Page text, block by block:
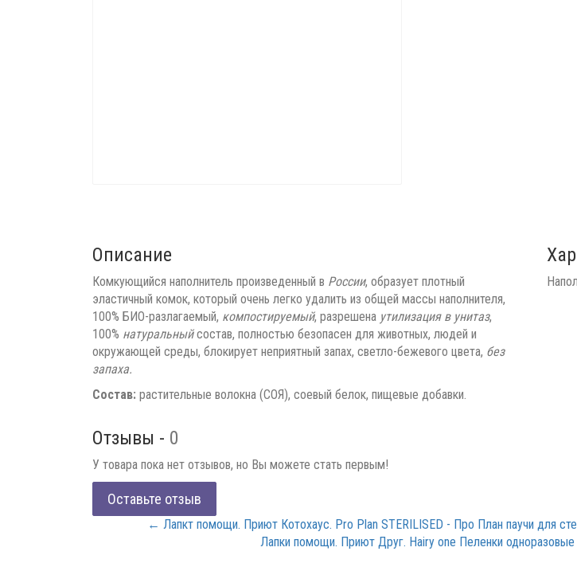
Описание
Комкующийся наполнитель произведенный в России, образует плотный
эластичный комок, который очень легко удалить из общей массы наполнителя,
100% БИО-разлагаемый, компостируемый, разрешена утилизация в унитаз,
100% натуральныйсостав, полностью безопасен для животных, людей и
окружающей среды, блокирует неприятный запах, светло-бежевого цвета, без
запаха.
Состав: растительные волокна (СОЯ), соевый белок, пищевые добавки.
Отзывы - 0
У товара пока нет отзывов, но Вы можете стать первым!
Оставьте отзыв
← Лапкт помощи. Приют Котохаус. Pro Plan STERILISED - Про План паучи для
Лапки помощи. Приют Друг. Hairy one Пеленки